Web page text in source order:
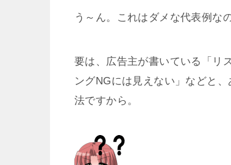
う～ん。これはダメな代表例な
要は、広告主が書いている「リ
ングNGには見えない」などと
法ですから。